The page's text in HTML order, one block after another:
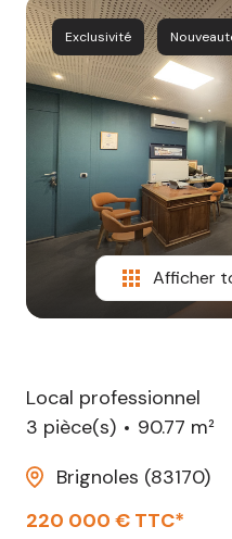
notre
agence
contact
Exclusivité
Afficher
Local professionnel
3 pièce(s)
90.77 m²
Brignoles (83170)
220 000 € TTC*